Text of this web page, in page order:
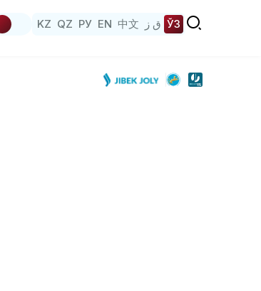
KZ QZ РУ EN 中文 ق ز ЎЗ